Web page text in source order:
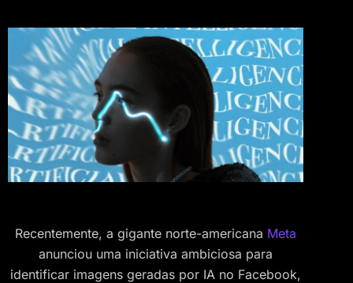
Recentemente, a gigante norte-americana Meta
anunciou uma iniciativa ambiciosa para
identificar imagens geradas por IA no Facebook,